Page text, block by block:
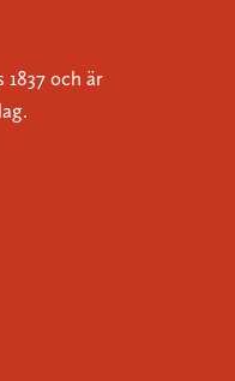
och är